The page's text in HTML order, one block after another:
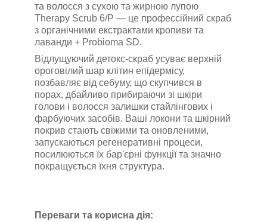
та волосся з сухою та жирною лупою
Therapy Scrub 6/P — це профессійний скраб
з органічними екстрактами кропиви та
лаванди + Probioma SD.
Відлущуючий детокс-скраб усуває верхній
ороговілий шар клітин епідермісу,
позбавляє від себуму, що скупчився в
порах, дбайливо прибираючи зі шкіри
голови і волосся залишки стайлінгових і
фарбуючих засобів. Ваші локони та шкірний
покрив стають свіжими та оновленими,
запускаються регенеративні процеси,
посилюються їх бар'єрні функції та значно
покращується їхня структура.
Переваги та корисна дія: